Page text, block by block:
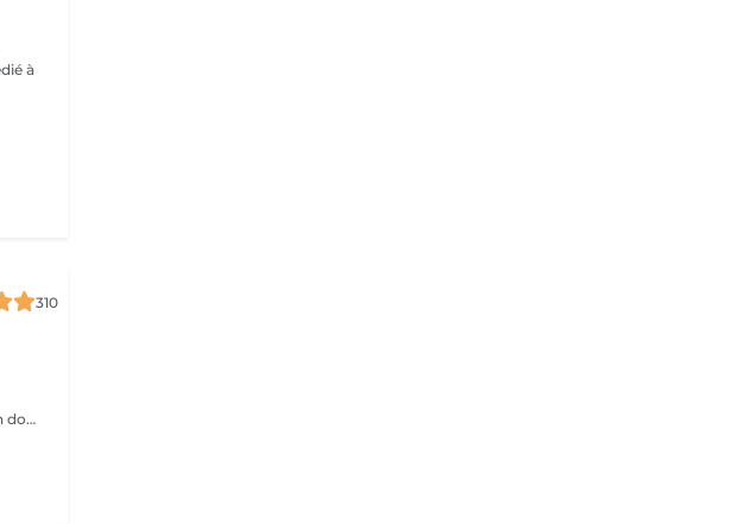
à
310
Technique non abrasive qui permet d'enlever et de reposer en douceur votre semi-permanent. Tenue ,brillance impeccable